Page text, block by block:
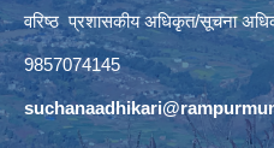
वरिष्ठ प्रशासकीय अधिकृत/सूचना
9857074145